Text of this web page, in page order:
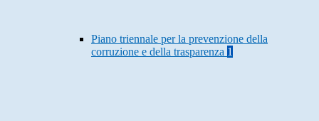
Piano triennale per la prevenzione della
corruzione e della trasparenza 1